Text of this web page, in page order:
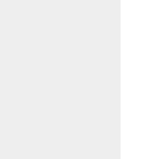
GROUP